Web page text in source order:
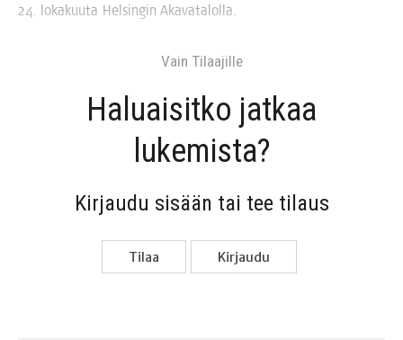
24. loka­kuu­ta Hel­sin­gin Akavatalolla.
Vain Tilaa­jil­le
Haluai­sit­ko jat­kaa
lukemista?
Kir­jau­du sisään tai tee tilaus
Tilaa Kir­jau­du